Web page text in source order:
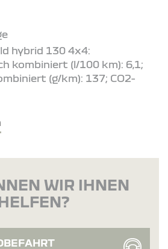
hybrid 130 4x4:
kombiniert (l/100 km): 6,1;
(g/km): 137; CO2-
WIR IHNEN